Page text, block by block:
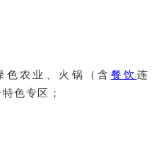
色农业、火锅（含 餐饮 连
色专区；